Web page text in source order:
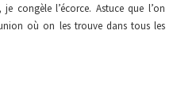
je congèle l’écorce. Astuce que l’on
où on les trouve dans tous les